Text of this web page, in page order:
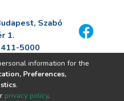
Szabó
1.
5000
information for the
Preferences,
.
privacy policy.